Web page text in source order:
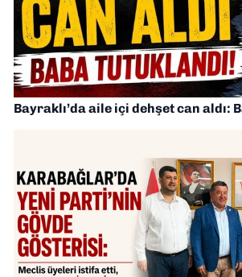
Bayraklı’da aile içi dehşet can aldı: